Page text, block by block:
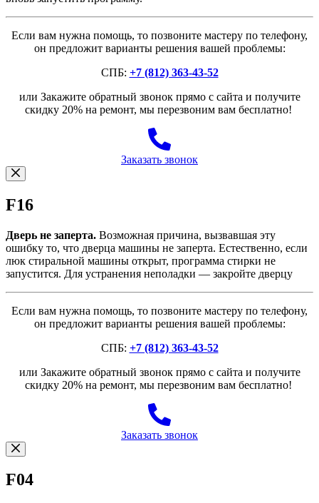
Если вам нужна помощь, то позвоните мастеру по телефону,
он предложит варианты решения вашей проблемы:
СПБ: +7 (812) 363-43-52
или Закажите обратный звонок прямо с сайта и получите
скидку 20% на ремонт, мы перезвоним вам бесплатно!
Заказать звонок
F16
Дверь не заперта. Возможная причина, вызвавшая эту
ошибку то, что дверца машины не заперта. Естественно, если
люк стиральной машины открыт, программа стирки не
запустится. Для устранения неполадки — закройте дверцу
Если вам нужна помощь, то позвоните мастеру по телефону,
он предложит варианты решения вашей проблемы:
СПБ: +7 (812) 363-43-52
или Закажите обратный звонок прямо с сайта и получите
скидку 20% на ремонт, мы перезвоним вам бесплатно!
Заказать звонок
F04